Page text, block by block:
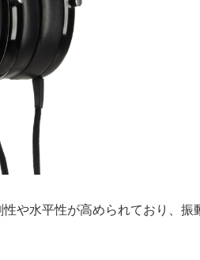
や水平性が高められており、振